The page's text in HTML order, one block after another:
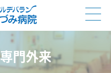
門外来